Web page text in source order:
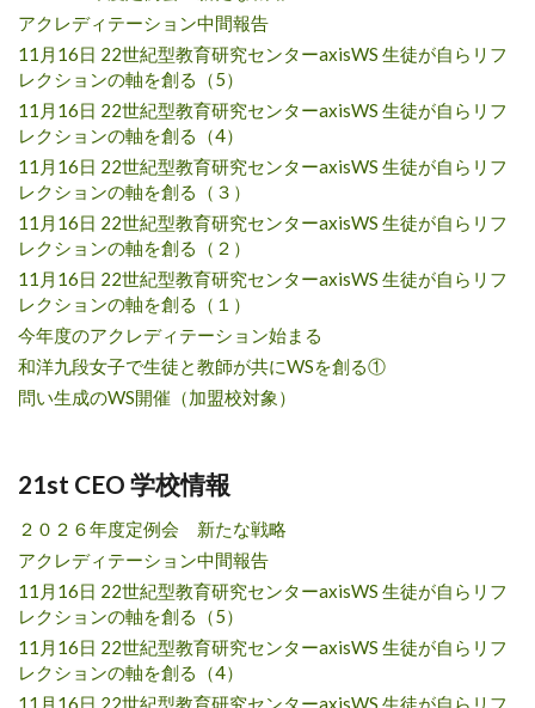
アクレディテーション中間報告
11月16日 22世紀型教育研究センターaxisWS 生徒が自らリフ
レクションの軸を創る（5）
11月16日 22世紀型教育研究センターaxisWS 生徒が自らリフ
レクションの軸を創る（4）
11月16日 22世紀型教育研究センターaxisWS 生徒が自らリフ
レクションの軸を創る（３）
11月16日 22世紀型教育研究センターaxisWS 生徒が自らリフ
レクションの軸を創る（２）
11月16日 22世紀型教育研究センターaxisWS 生徒が自らリフ
レクションの軸を創る（１）
今年度のアクレディテーション始まる
和洋九段女子で生徒と教師が共にWSを創る①
問い生成のWS開催（加盟校対象）
21st CEO 学校情報
２０２６年度定例会 新たな戦略
アクレディテーション中間報告
11月16日 22世紀型教育研究センターaxisWS 生徒が自らリフ
レクションの軸を創る（5）
11月16日 22世紀型教育研究センターaxisWS 生徒が自らリフ
レクションの軸を創る（4）
11月16日 22世紀型教育研究センターaxisWS 生徒が自らリフ